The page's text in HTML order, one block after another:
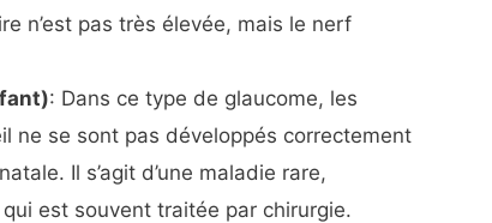
n’est pas très élevée, mais le nerf
: Dans ce type de glaucome, les
ne se sont pas développés correctement
Il s’agit d’une maladie rare,
est souvent traitée par chirurgie.